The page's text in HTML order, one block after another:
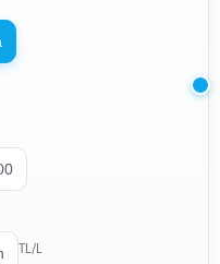
TL/L